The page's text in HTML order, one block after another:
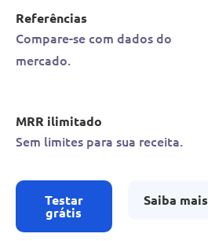
Referências
Compare-se com dados do
mercado.
MRR ilimitado
Sem limites para sua receita.
Testar
grátis
Saiba mais